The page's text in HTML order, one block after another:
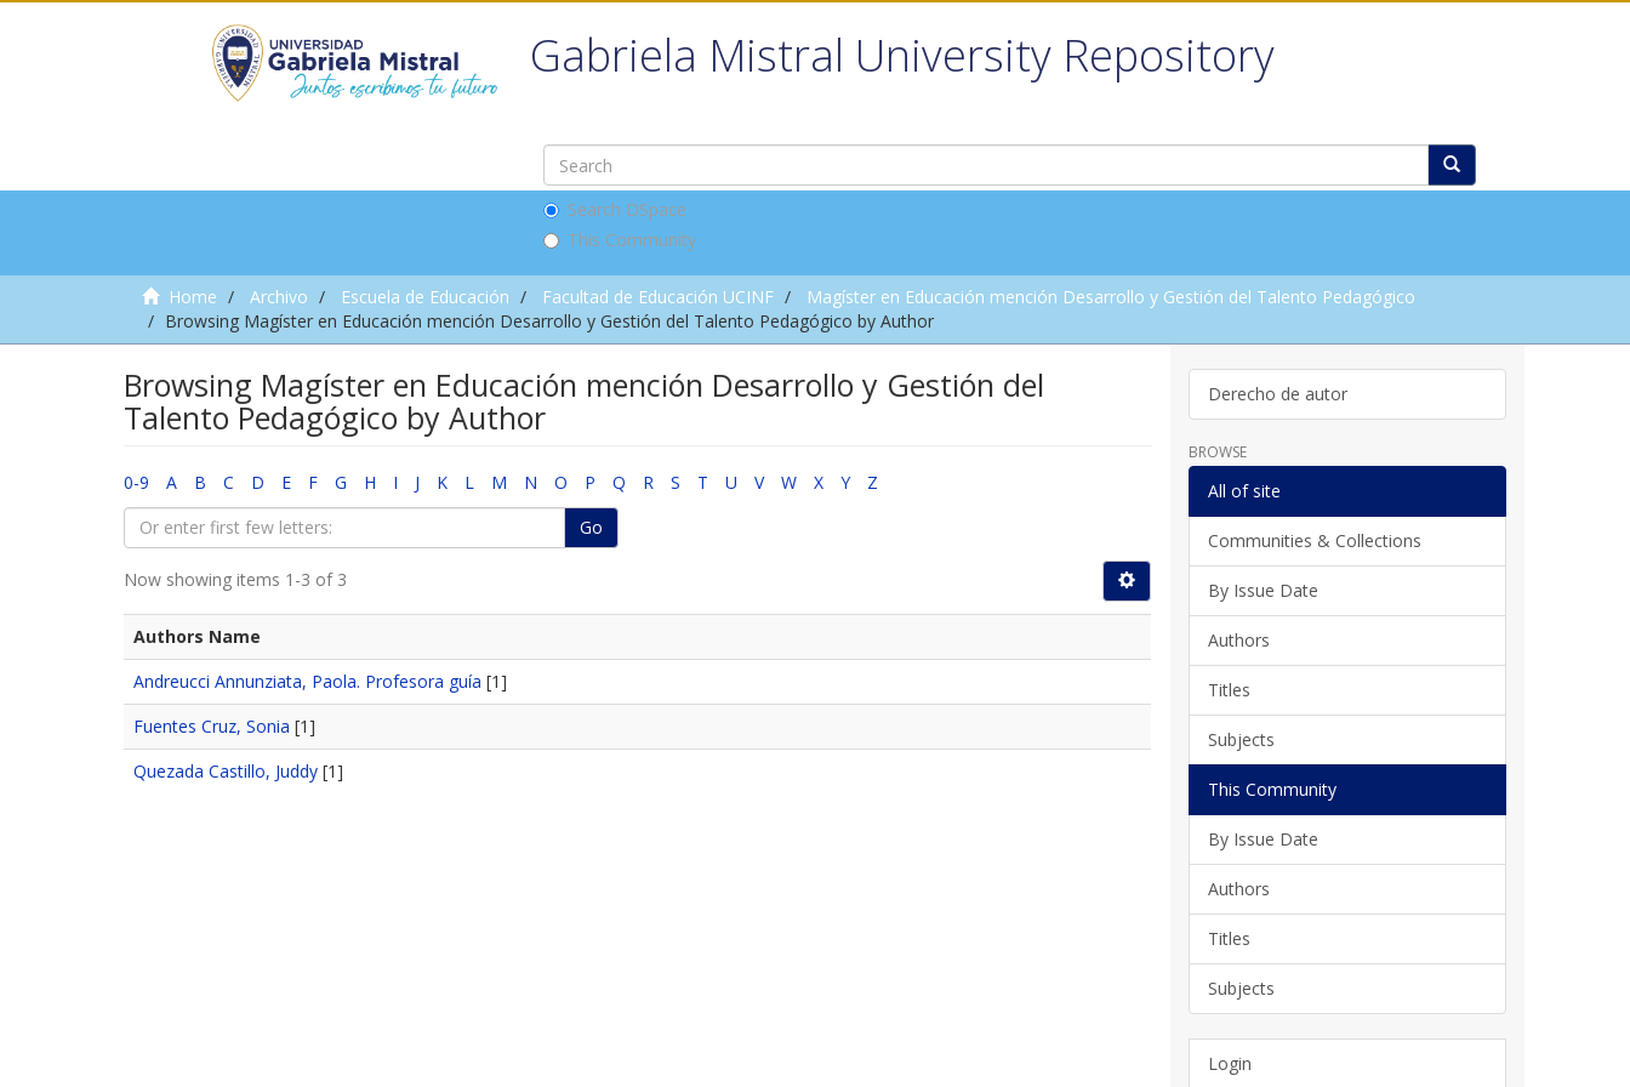
Gabriela Mistral University Repository
Search DSpace
This Community
Home Archivo Escuela de Educación Facultad de Educación UCINF
Magíster en Educación mención Desarrollo y Gestión del Talento Pedagógico
Browsing Magíster en Educación mención Desarrollo y Gestión del Talento Pedagógico by Author
Browsing Magíster en Educación mención Desarrollo y Gestión del
Talento Pedagógico by Author
0-9 A B C D E F G H I J K L M N O P Q R S T U V W X Y
Z
Go
Now showing items 1-3 of 3
Authors Name
Andreucci Annunziata, Paola. Profesora guía [1]
Fuentes Cruz, Sonia [1]
Quezada Castillo, Juddy [1]
Derecho de autor
BROWSE
All of site
Communities & Collections
By Issue Date
Authors
Titles
Subjects
This Community
By Issue Date
Authors
Titles
Subjects
Login